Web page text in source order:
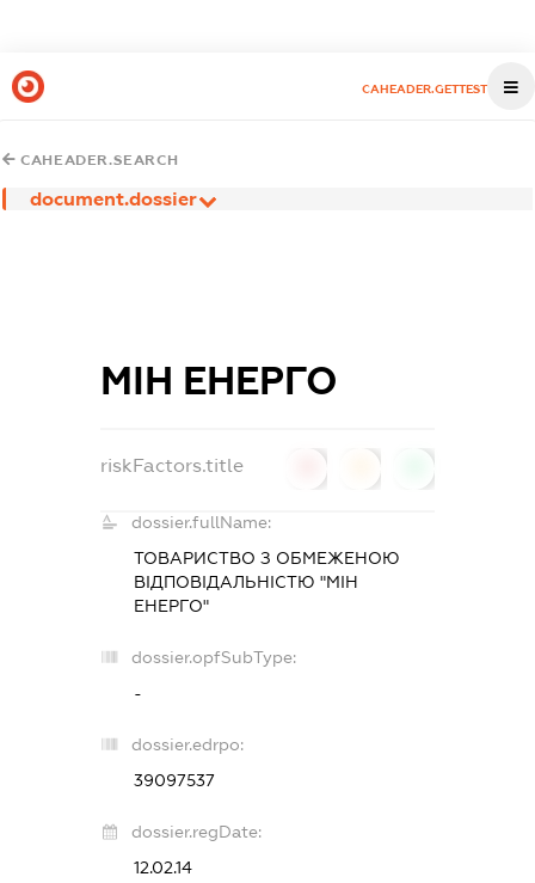
CAHEADER.GETTEST
CAHEADER.SEARCH
document.dossier
МІН ЕНЕРГО
riskFactors.title
dossier.fullName:
ТОВАРИСТВО З ОБМЕЖЕНОЮ
ВІДПОВІДАЛЬНІСТЮ "МІН
ЕНЕРГО"
dossier.opfSubType:
-
dossier.edrpo:
39097537
dossier.regDate:
12.02.14